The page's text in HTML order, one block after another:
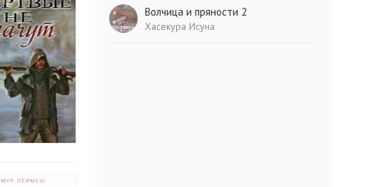
Волчица и пряности 2
Хасекура Исуна